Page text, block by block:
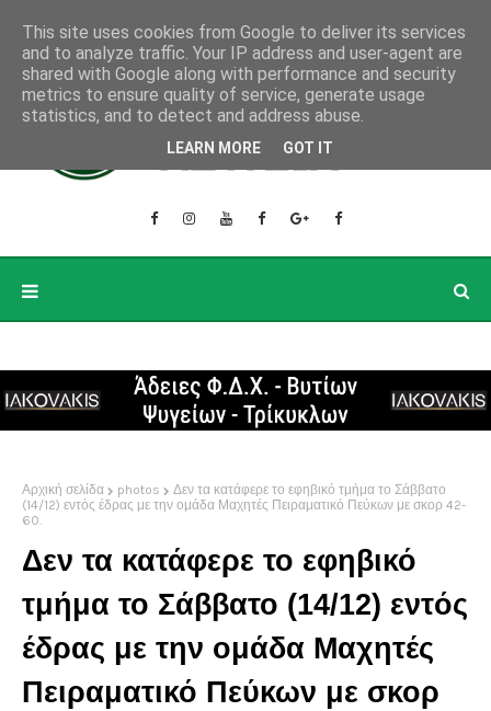
Αρχική σελίδα photos
Δεν τα κατάφερε το εφηβικό τμήμα το Σάββατο
(14/12) εντός έδρας με την ομάδα Μαχητές Πειραματικό Πεύκων με σκορ 42-
60.
Δεν τα κατάφερε το εφηβικό
τμήμα το Σάββατο (14/12) εντός
έδρας με την ομάδα Μαχητές
Πειραματικό Πεύκων με σκορ
This site uses cookies from Google to deliver its services
and to analyze traffic. Your IP address and user-agent are
shared with Google along with performance and security
metrics to ensure quality of service, generate usage
statistics, and to detect and address abuse.
LEARN MORE GOT IT